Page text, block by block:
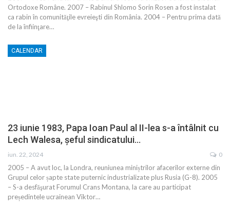
Ortodoxe Române. 2007 – Rabinul Shlomo Sorin Rosen a fost instalat
ca rabin în comunităţile evreieşti din România. 2004 – Pentru prima dată
de la înfiinţare…
CALENDAR
23 iunie 1983, Papa Ioan Paul al II-lea s-a întâlnit cu
Lech Walesa, şeful sindicatului…
iun. 22, 2024 0
2005 – A avut loc, la Londra, reuniunea miniștrilor afacerilor externe din
Grupul celor șapte state puternic industrializate plus Rusia (G-8). 2005
– S-a desfăşurat Forumul Crans Montana, la care au participat
președintele ucrainean Viktor…